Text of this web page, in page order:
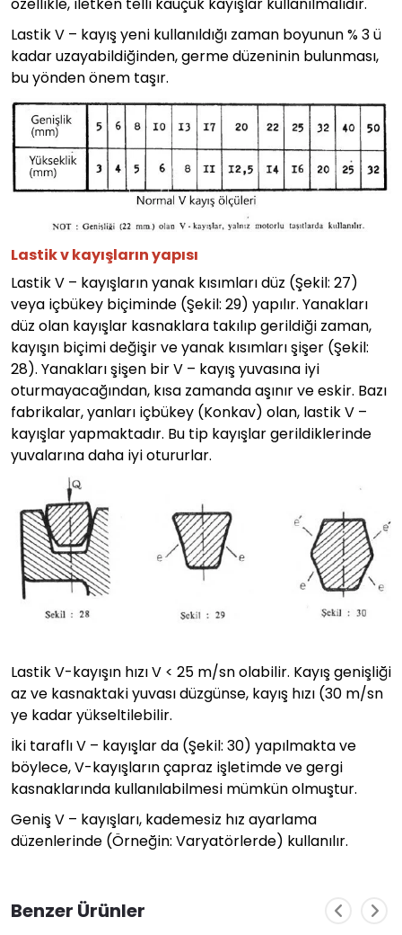
özellikle, iletken telli kauçuk kayışlar kullanılmalıdır.
Lastik V – kayış yeni kullanıldığı zaman boyunun % 3 ü
kadar uzayabildiğinden, germe düzeninin bulunması,
bu yönden önem taşır.
Lastik v kayışların yapısı
Lastik V – kayışların yanak kısımları düz (Şekil: 27)
veya içbükey biçiminde (Şekil: 29) yapılır. Yanakları
düz olan kayışlar kasnaklara takılıp gerildiği zaman,
kayışın biçimi değişir ve yanak kısımları şişer (Şekil:
28). Yanakları şişen bir V – kayış yuvasına iyi
oturmayacağından, kısa zamanda aşınır ve eskir. Bazı
fabrikalar, yanları içbükey (Konkav) olan, lastik V –
kayışlar yapmaktadır. Bu tip kayışlar gerildiklerinde
yuvalarına daha iyi otururlar.
Lastik V-kayışın hızı V < 25 m/sn olabilir. Kayış genişliği
az ve kasnaktaki yuvası düzgünse, kayış hızı (30 m/sn
ye kadar yükseltilebilir.
İki taraflı V – kayışlar da (Şekil: 30) yapılmakta ve
böylece, V-kayışların çapraz işletimde ve gergi
kasnaklarında kullanılabilmesi mümkün olmuştur.
Geniş V – kayışları, kademesiz hız ayarlama
düzenlerinde (Örneğin: Varyatörlerde) kullanılır.
Benzer Ürünler